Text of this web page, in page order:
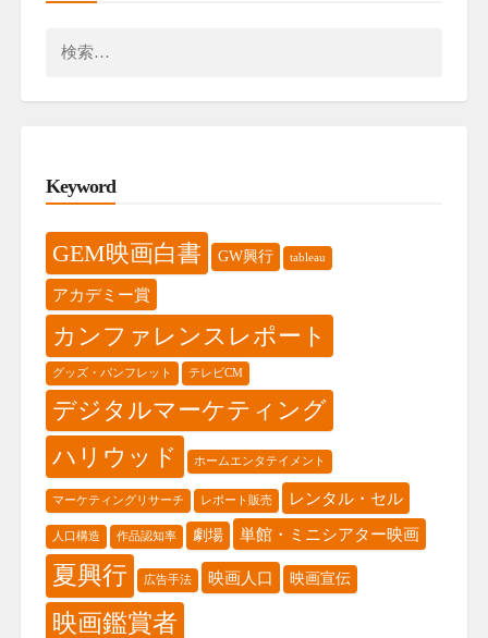
Keyword
GEM映画白書 GW興行 tableau
アカデミー賞
カンファレンスレポート
グッズ・パンフレット テレビCM
デジタルマーケティング
ハリウッド ホームエンタテイメント
マーケティングリサーチ レポート販売 レンタル・セル
人口構造 作品認知率 劇場 単館・ミニシアター映画
夏興行 広告手法 映画人口 映画宣伝
映画鑑賞者